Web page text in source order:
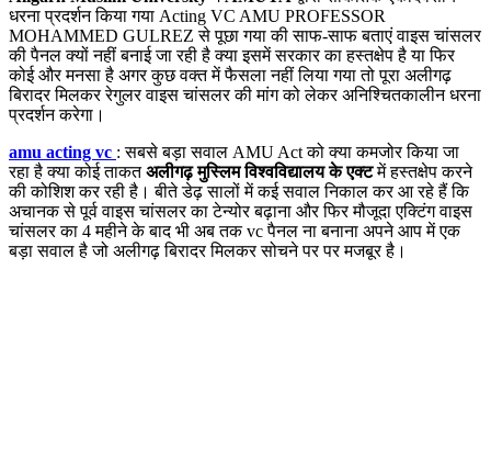
धरना प्रदर्शन किया गया Acting VC AMU PROFESSOR
MOHAMMED GULREZ से पूछा गया की साफ-साफ बताएं वाइस चांसलर
की पैनल क्यों नहीं बनाई जा रही है क्या इसमें सरकार का हस्तक्षेप है या फिर
कोई और मनसा है अगर कुछ वक्त में फैसला नहीं लिया गया तो पूरा अलीगढ़
बिरादर मिलकर रेगुलर वाइस चांसलर की मांग को लेकर अनिश्चितकालीन धरना
प्रदर्शन करेगा।
amu acting vc : सबसे बड़ा सवाल AMU Act को क्या कमजोर किया जा
रहा है क्या कोई ताकतअलीगढ़ मुस्लिम विश्वविद्यालय के एक्टमें हस्तक्षेप करने
की कोशिश कर रही है। बीते डेढ़ सालों में कई सवाल निकाल कर आ रहे हैं कि
अचानक से पूर्व वाइस चांसलर का टेन्योर बढ़ाना और फिर मौजूदा एक्टिंग वाइस
चांसलर का 4 महीने के बाद भी अब तक vc पैनल ना बनाना अपने आप में एक
बड़ा सवाल है जो अलीगढ़ बिरादर मिलकर सोचने पर पर मजबूर है।